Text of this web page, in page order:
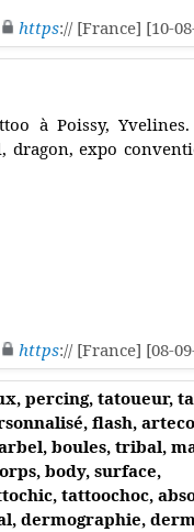
https:// [France] [10-
à Poissy,
dragon, expo
https:// [France] [08-
percing, tatoueur,
flash,
boules, tribal,
body, surface,
tattoochoc,
dermographie,